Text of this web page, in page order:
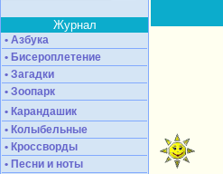
Журнал
• Азбука
• Бисероплетение
• Загадки
• Зоопарк
• Карандашик
• Колыбельные
• Кроссворды
• Песни и ноты